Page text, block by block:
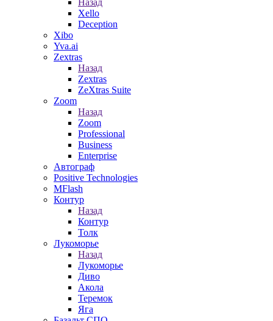
Назад
Xello
Deception
Xibo
Yva.ai
Zextras
Назад
Zextras
ZeXtras Suite
Zoom
Назад
Zoom
Professional
Business
Enterprise
Автограф
Positive Technologies
MFlash
Контур
Назад
Контур
Толк
Лукоморье
Назад
Лукоморье
Диво
Акола
Теремок
Яга